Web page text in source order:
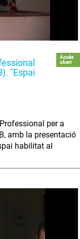
"Espai
Accés
obert
per a
amb la presentació
habilitat al